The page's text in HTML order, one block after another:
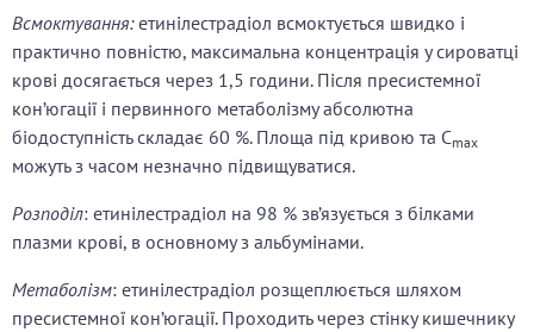
Всмоктування:етинілестрадіол всмоктується швидко і
практично повністю, максимальна концентрація у сироватці
крові досягається через 1,5 години. Після пресистемної
кон’югації і первинного метаболізму абсолютна
біодоступність складає 60 %. Площа під кривою та Сmax
можуть з часом незначно підвищуватися.
Розподіл: етинілестрадіол на 98 % зв’язується з білками
плазми крові, в основному з альбумінами.
Метаболізм: етинілестрадіол розщеплюється шляхом
пресистемної кон’югації. Проходить через стінку кишечнику